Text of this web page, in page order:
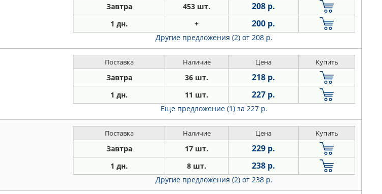
Завтра 453 шт. 208 р.
1 дн. + 200 р.
Другие предложения (2) от 208 р.
Поставка Наличие Цена Купить
Завтра 36 шт. 218 р.
1 дн. 11 шт. 227 р.
Еще предложение (1) за 227 р.
Поставка Наличие Цена Купить
Завтра 17 шт. 229 р.
1 дн. 8 шт. 238 р.
Другие предложения (2) от 238 р.